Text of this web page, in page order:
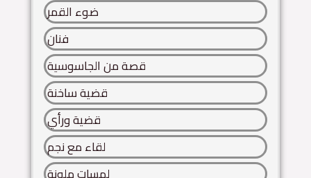
ضوء القمر
فنان
قصة من الجاسوسية
قضية ساخنة
قضية ورأي
لقاء مع نجم